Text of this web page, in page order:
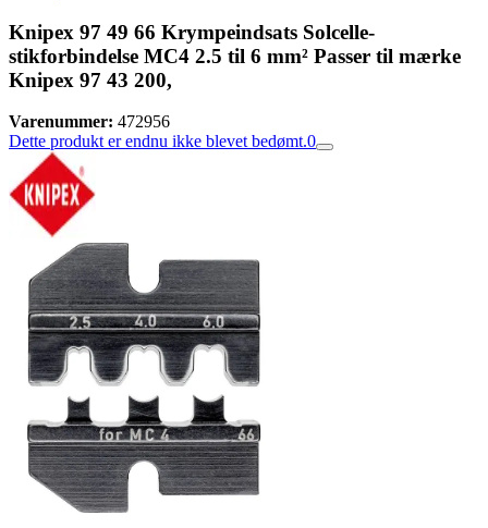
Knipex 97 49 66 Krympeindsats Solcelle-
stikforbindelse MC4 2.5 til 6 mm² Passer til mærke
Knipex 97 43 200,
Varenummer: 472956
Dette produkt er endnu ikke blevet bedømt.0